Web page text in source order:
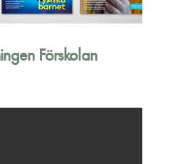
Förskolan